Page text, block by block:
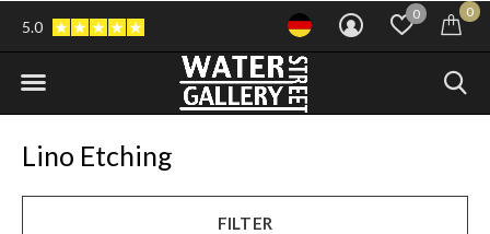
0 0
5.0
Lino Etching
FILTER